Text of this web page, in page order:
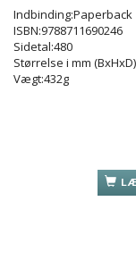
Indbinding:Paperback
ISBN:9788711690246
Sidetal:480
Størrelse i mm
Vægt:432g